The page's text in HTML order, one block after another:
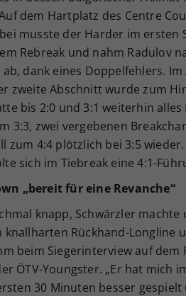
dem Hartplatz des Centre
musste der Harder im ersten
Rebreak und nahm Radulov
ab, dank eines Doppelfehlers.
zweite Abschnitt wurde zum
bis 2:0 und 3:1 weiterhin
3:3, zwei vergebenen
zum 4:4 plötzlich bei 3:5
sich im Tiebreak eine 4:1-
„bereit für eine Revanche“
knapp, Schwärzler
knallharten Rückhand-Longline
beim Siegerinterview auf dem
ÖTV-Youngster. „Er hat mich
30 Minuten besser